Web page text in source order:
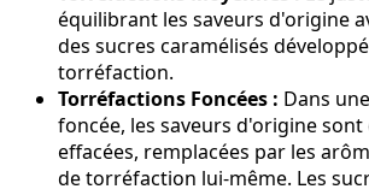
équilibrant les saveurs d'origine
des sucres caramélisés
torréfaction.
Torréfactions Foncées : Dans
foncée, les saveurs d'origine
effacées, remplacées par les
de torréfaction lui-même. Les